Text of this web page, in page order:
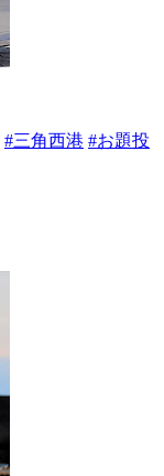
#三角西港 #お題投